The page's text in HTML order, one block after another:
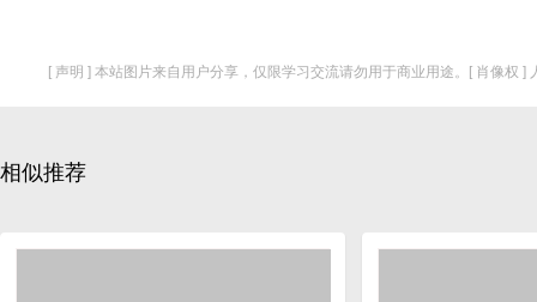
[ 声明 ] 本站图片来自用户分享，仅限学习交流请勿用于商业用途。[ 肖像权 ]
相似推荐